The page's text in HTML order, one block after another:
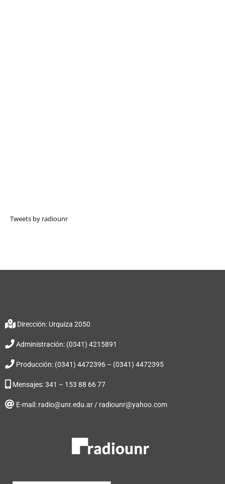
Tweets by radiounr
Dirección: Urquiza 2050
Administración: (0341) 4215891
Producción: (0341) 4472396 – (0341) 4472395
Mensajes: 341 – 153 88 66 77
E-mail: radio@unr.edu.ar / radiounr@yahoo.com